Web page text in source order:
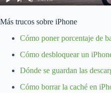
Más trucos sobre iPhone
Cómo poner porcentaje de
Cómo desbloquear un
Dónde se guardan las
Cómo borrar la caché en